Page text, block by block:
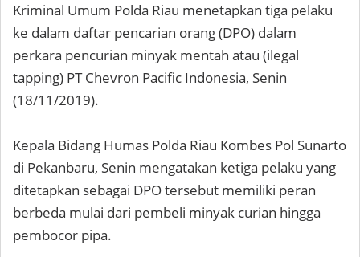
Kriminal Umum Polda Riau menetapkan tiga pelaku
ke dalam daftar pencarian orang (DPO) dalam
perkara pencurian minyak mentah atau (ilegal
tapping) PT Chevron Pacific Indonesia, Senin
(18/11/2019).
Kepala Bidang Humas Polda Riau Kombes Pol Sunarto
di Pekanbaru, Senin mengatakan ketiga pelaku yang
ditetapkan sebagai DPO tersebut memiliki peran
berbeda mulai dari pembeli minyak curian hingga
pembocor pipa.